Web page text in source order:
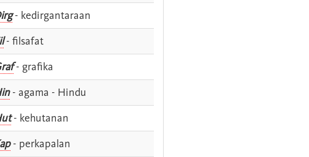
- kedirgantaraan
- filsafat
- grafika
- agama - Hindu
- kehutanan
- perkapalan